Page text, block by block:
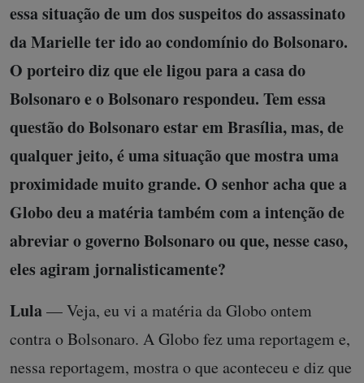
essa situação de um dos suspeitos do assassinato
da Marielle ter ido ao condomínio do Bolsonaro.
O porteiro diz que ele ligou para a casa do
Bolsonaro e o Bolsonaro respondeu. Tem essa
questão do Bolsonaro estar em Brasília, mas, de
qualquer jeito, é uma situação que mostra uma
proximidade muito grande. O senhor acha que a
Globo deu a matéria também com a intenção de
abreviar o governo Bolsonaro ou que, nesse caso,
eles agiram jornalisticamente?
Lula— Veja, eu vi a matéria da Globo ontem
contra o Bolsonaro. A Globo fez uma reportagem e,
nessa reportagem, mostra o que aconteceu e diz que